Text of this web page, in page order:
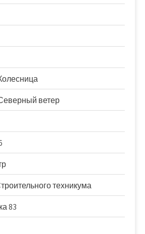
ветер
техникума
83